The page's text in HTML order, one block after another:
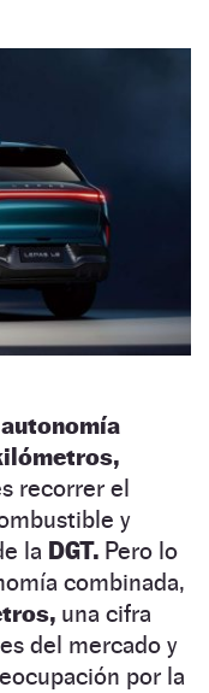
autonomía
recorrer el
y
la DGT. Pero lo
combinada,
una cifra
del mercado y
por la